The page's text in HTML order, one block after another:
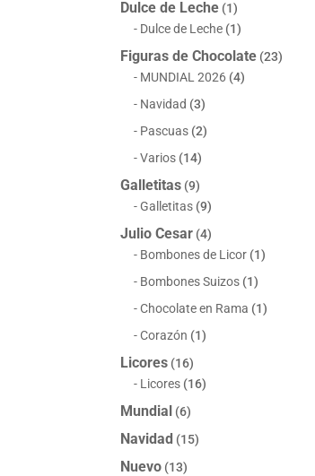
Dulce de Leche (1)
Dulce de Leche (1)
Figuras de Chocolate (23)
MUNDIAL 2026 (4)
Navidad (3)
Pascuas (2)
Varios (14)
Galletitas (9)
Galletitas (9)
Julio Cesar (4)
Bombones de Licor (1)
Bombones Suizos (1)
Chocolate en Rama (1)
Corazón (1)
Licores (16)
Licores (16)
Mundial (6)
Navidad (15)
Nuevo (13)